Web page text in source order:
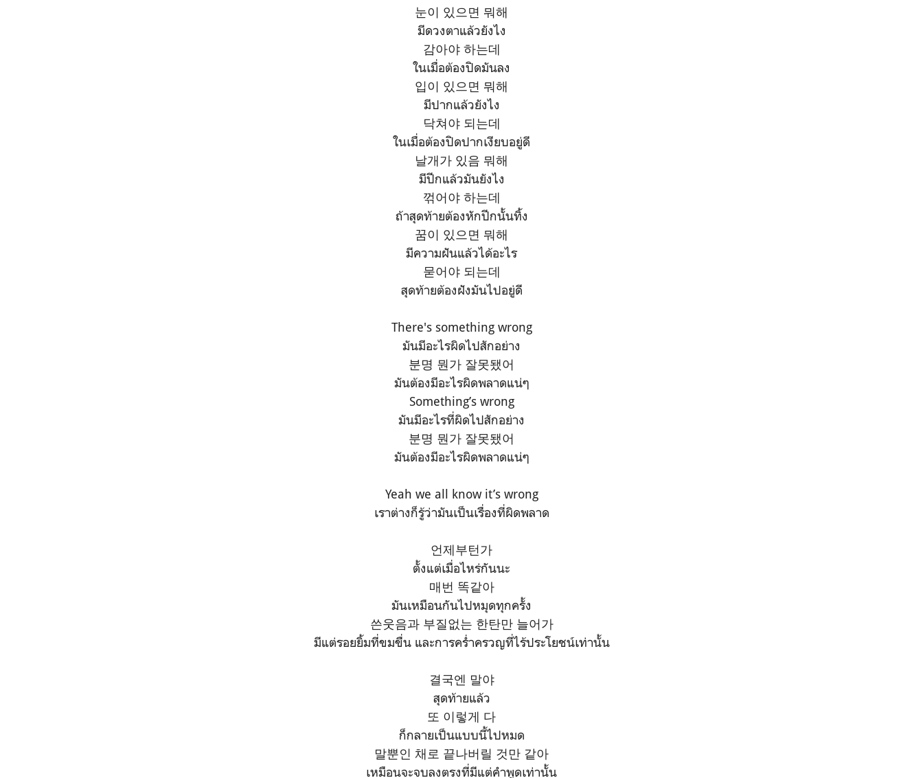
눈이 있으면 뭐해
มีดวงตาแล้วยังไง
감아야 하는데
ในเมื่อต้องปิดมันลง
입이 있으면 뭐해
มีปากแล้วยังไง
닥쳐야 되는데
ในเมื่อต้องปิดปากเงียบอยู่ดี
날개가 있음 뭐해
มีปีกแล้วมันยังไง
꺾어야 하는데
ถ้าสุดท้ายต้องหักปีกนั้นทิ้ง
꿈이 있으면 뭐해
มีความฝันแล้วได้อะไร
묻어야 되는데
สุดท้ายต้องฝังมันไปอยู่ดี
There's something wrong
มันมีอะไรผิดไปสักอย่าง
분명 뭔가 잘못됐어
มันต้องมีอะไรผิดพลาดแน่ๆ
Something’s wrong
มันมีอะไรที่ผิดไปสักอย่าง
분명 뭔가 잘못됐어
มันต้องมีอะไรผิดพลาดแน่ๆ
Yeah we all know it’s wrong
เราต่างก็รู้ว่ามันเป็นเรื่องที่ผิดพลาด
언제부턴가
ตั้งแต่เมื่อไหร่กันนะ
매번 똑같아
มันเหมือนกันไปหมุดทุกครั้ง
쓴웃음과 부질없는 한탄만 늘어가
มีแต่รอยยิ้มที่ขมขื่น และการคร่ำครวญที่ไร้ประโยชน์เท่านั้น
결국엔 말야
สุดท้ายแล้ว
또 이렇게 다
ก็กลายเป็นแบบนี้ไปหมด
말뿐인 채로 끝나버릴 것만 같아
เหมือนจะจบลงตรงที่มีแต่คำพูดเท่านั้น